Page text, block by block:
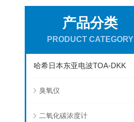
产品分类
PRODUCT CATEGORY
哈希日本东亚电波TOA-DKK
臭氧仪
二氧化碳浓度计